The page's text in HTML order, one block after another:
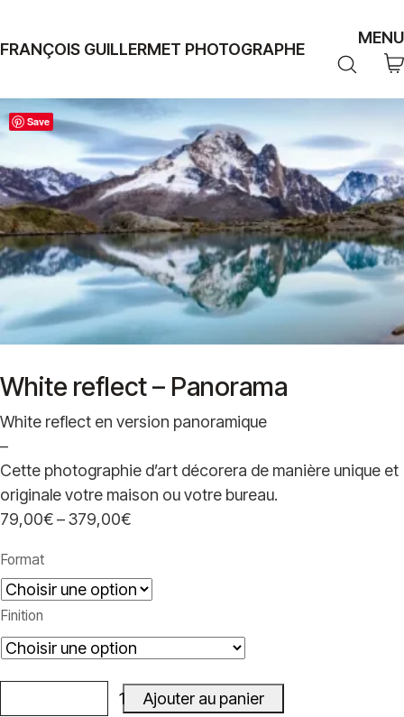
FRANÇOIS GUILLERMET PHOTOGRAPHE
MENU
Save
White reflect – Panorama
White reflect en version panoramique
–
Cette photographie d’art décorera de manière unique et
originale votre maison ou votre bureau.
79,00€–379,00€
Plage
de
prix :
79,00€
379,00€
Format
Finition
Ajouter au panier